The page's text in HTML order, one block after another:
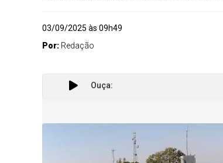
03/09/2025 às 09h49
Por: Redação
Ouça: